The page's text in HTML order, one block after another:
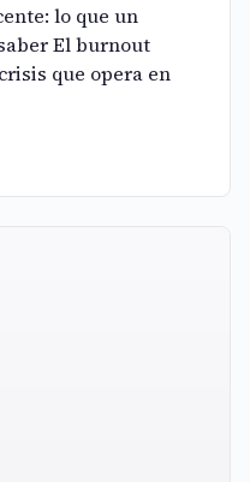
lo que un
El burnout
que opera en